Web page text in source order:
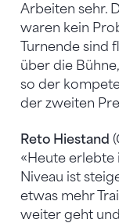
Arbeiten sehr.
waren kein
Turnende sind
über die
so der
der zweiten
Reto Hiestand
«Heute erlebte
Niveau ist
etwas mehr
weiter geht